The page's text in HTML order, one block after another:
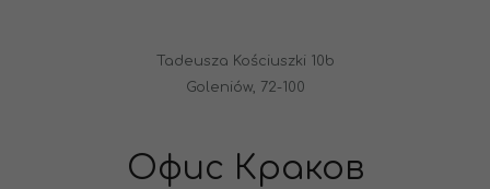
Tadeusza Kościuszki 10b
Goleniów, 72-100
Офис Краков